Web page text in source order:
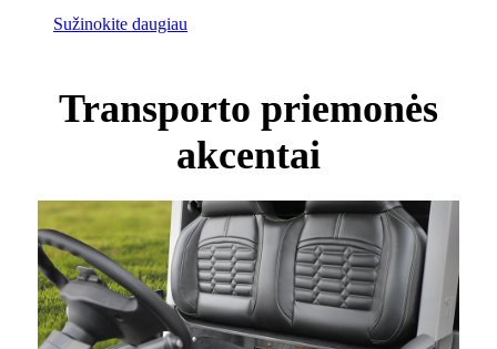
Sužinokite daugiau
Transporto priemonės
akcentai